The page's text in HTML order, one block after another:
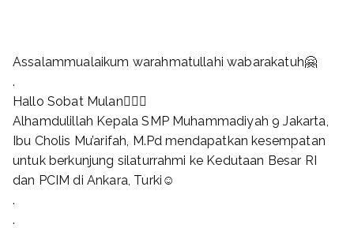
Assalammualaikum warahmatullahi wabarakatuh🤗
.
Hallo Sobat Mulan🙋🏻‍♂️
Alhamdulillah Kepala SMP Muhammadiyah 9 Jakarta,
Ibu Cholis Mu’arifah, M.Pd mendapatkan kesempatan
untuk berkunjung silaturrahmi ke Kedutaan Besar RI
dan PCIM di Ankara, Turki☺️
.
.